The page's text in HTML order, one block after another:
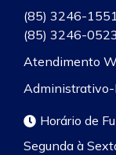
(85) 3246-1551
(85) 3246-0523
Atendimento
Horário de
Segunda à